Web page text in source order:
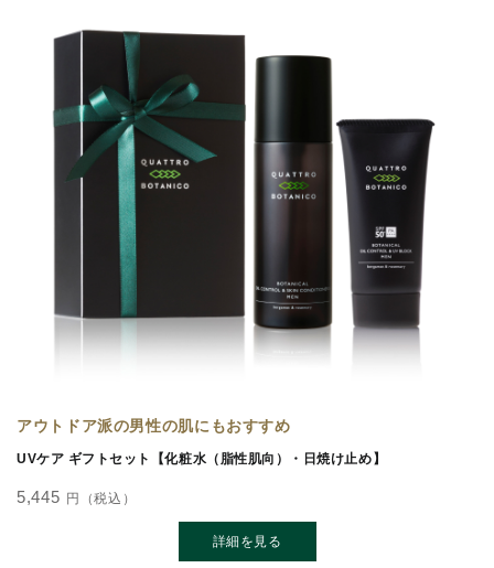
アウトドア派の男性の肌にもおすすめ
UVケア ギフトセット【化粧水（脂性肌向）・日焼け止め】
5,445 円（税込）
詳細を見る